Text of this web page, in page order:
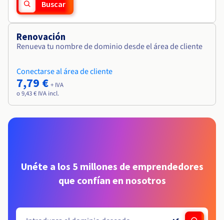
Buscar
Renovación
Renueva tu nombre de dominio desde el área de cliente
Conectarse al área de cliente
7,79 € + IVA
o 9,43 € IVA incl.
Unéte a los 5 millones de emprendedores
que confían en nosotros